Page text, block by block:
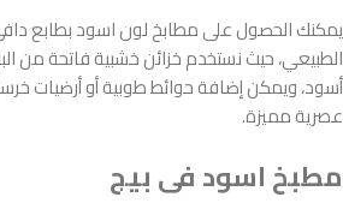
يمكنك الحصول على مطابخ لون اسود بطابع
الطبيعي، حيث نستخدم خزائن خشبية فاتحة من
أسود، ويمكن إضافة حوائط طوبية أو أرضيات
عصرية مميزة.
مطبخ اسود فى بيج